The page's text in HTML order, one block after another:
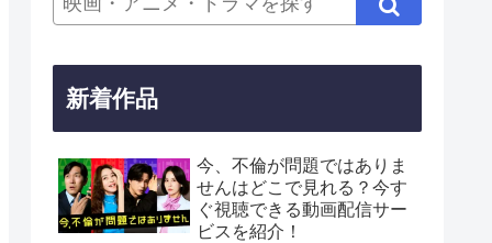
新着作品
今、不倫が問題ではありま
せんはどこで見れる？今す
ぐ視聴できる動画配信サー
ビスを紹介！